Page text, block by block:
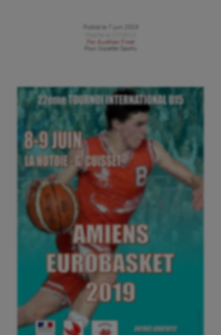
Publié le
Par
Aurélien Finet
Gazette Sports